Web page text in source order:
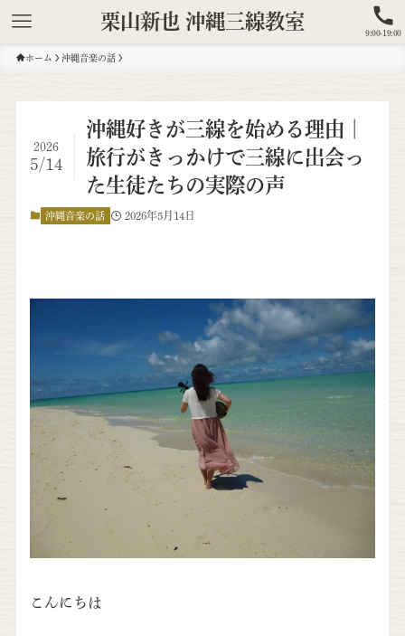
栗山新也 沖縄三線教室
9:00-19:00
ホーム 沖縄音楽の話
沖縄好きが三線を始める理由｜
旅行がきっかけで三線に出会っ
た生徒たちの実際の声
2026
5/14
沖縄音楽の話 2026年5月14日
こんにちは